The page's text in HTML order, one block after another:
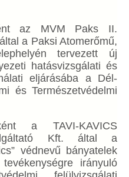
az MVM Paks II.
a Paksi Atomerőmű,
tervezett új
hatásvizsgálati és
eljárásába a Dél-
és Természetvédelmi
a TAVI-KAVICS
Kft. által a
védnevű bányatelek
irányuló